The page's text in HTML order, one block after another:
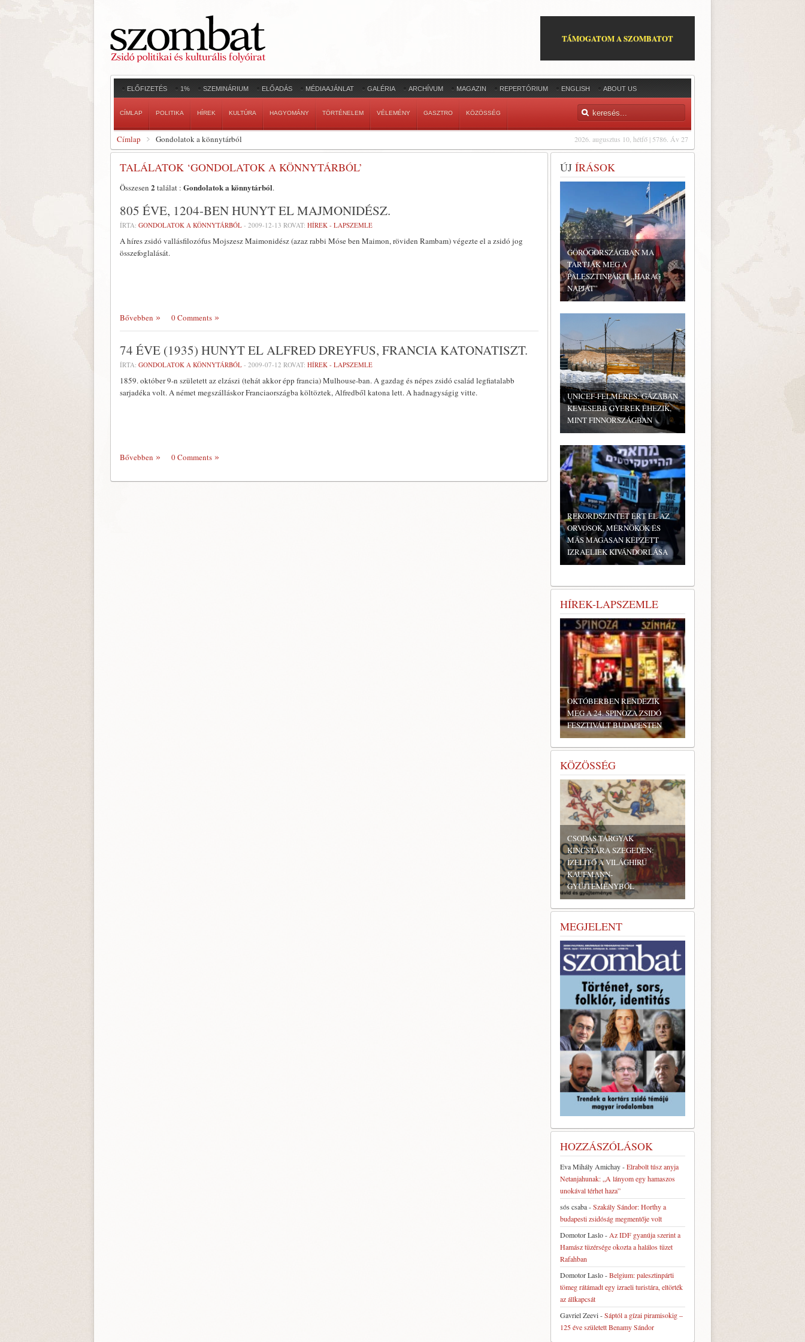
TÁMOGATOM A SZOMBATOT
ELŐFIZETÉS 1% SZEMINÁRIUM ELŐADÁS MÉDIAAJÁNLAT GALÉRIA ARCHÍVUM MAGAZIN REPERTÓRIUM ENGLISH ABOUT US
CÍMLAP POLITIKA HÍREK KULTÚRA HAGYOMÁNY TÖRTÉNELEM VÉLEMÉNY GASZTRO KÖZÖSSÉG
2026. augusztus 10, hétfő | 5786. Áv 27
Címlap Gondolatok a könnytárból
TALÁLATOK ‘GONDOLATOK A KÖNNYTÁRBÓL’
Összesen 2 találat : Gondolatok a könnytárból.
805 ÉVE, 1204-BEN HUNYT EL MAJMONIDÉSZ.
ÍRTA: GONDOLATOK A KÖNNYTÁRBÓL - 2009-12-13 ROVAT: HÍREK - LAPSZEMLE
A híres zsidó vallásfilozófus Mojszesz Maimonidész (azaz rabbi Móse ben Maimon, röviden Rambam) végezte el a zsidó jog
összefoglalását.
Bővebben 0 Comments
74 ÉVE (1935) HUNYT EL ALFRED DREYFUS, FRANCIA KATONATISZT.
ÍRTA: GONDOLATOK A KÖNNYTÁRBÓL - 2009-07-12 ROVAT: HÍREK - LAPSZEMLE
1859. október 9-n született az elzászi (tehát akkor épp francia) Mulhouse-ban. A gazdag és népes zsidó család legfiatalabb
sarjadéka volt. A német megszálláskor Franciaországba költöztek, Alfredből katona lett. A hadnagyságig vitte.
Bővebben 0 Comments
ÚJ ÍRÁSOK
GÖRÖGORSZÁGBAN MA
TARTJÁK MEG A
PALESZTINPÁRTI „HARAG
NAPJÁT”
UNICEF-FELMÉRÉS: GÁZÁBAN
KEVESEBB GYEREK ÉHEZIK,
MINT FINNORSZÁGBAN
REKORDSZINTET ÉRT EL AZ
ORVOSOK, MÉRNÖKÖK ÉS
MÁS MAGASAN KÉPZETT
IZRAELIEK KIVÁNDORLÁSA
HÍREK-LAPSZEMLE
OKTÓBERBEN RENDEZIK
MEG A 24. SPINOZA ZSIDÓ
FESZTIVÁLT BUDAPESTEN
KÖZÖSSÉG
CSODÁS TÁRGYAK
KINCSTÁRA SZEGEDEN:
ÍZELÍTŐ A VILÁGHÍRŰ
KAUFMANN-
GYŰJTEMÉNYBŐL
MEGJELENT
HOZZÁSZÓLÁSOK
Eva Mihály Amichay-Elrabolt túsz anyja
Netanjahunak: „A lányom egy hamaszos
unokával térhet haza”
sós csaba-Szakály Sándor: Horthy a
budapesti zsidóság megmentője volt
Domotor Laslo- Az IDF gyanúja szerint a
Hamász tüzérsége okozta a halálos tüzet
Rafahban
Domotor Laslo-Belgium: palesztinpárti
tömeg rátámadt egy izraeli turistára, eltörték
az állkapcsát
Gavriel Zeevi-Sáptól a gízai piramisokig –
125 éve született Benamy Sándor